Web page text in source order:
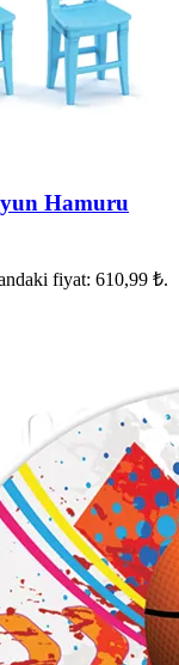
Hamuru
fiyat: 610,99 ₺.